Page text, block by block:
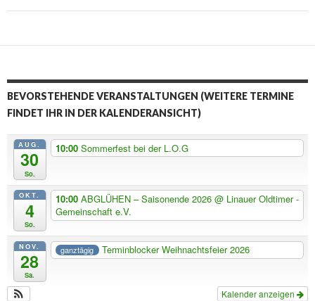
BEVORSTEHENDE VERANSTALTUNGEN (WEITERE TERMINE
FINDET IHR IN DER KALENDERANSICHT)
AUG.
30
So.
10:00 Sommerfest bei der L.O.G
OKT.
4
So.
10:00 ABGLÜHEN – Saisonende 2026 @ Linauer Oldtimer -
Gemeinschaft e.V.
NOV.
28
Sa.
ganztägig Terminblocker Weihnachtsfeier 2026
Kalender anzeigen